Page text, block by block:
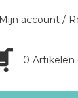
Mijn account /
0